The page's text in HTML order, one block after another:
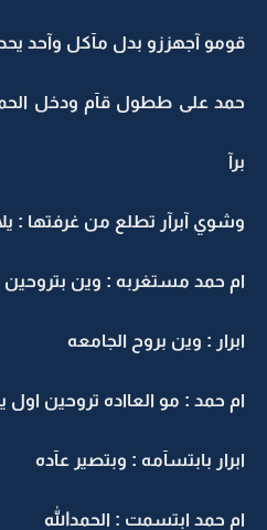
قومو آجهززو بدل مآكل وآحد
حمد على ططول قآم ودخل
برآ
وشوي آبرآر تطلع من غرفتها :
ام حمد مستغربه : وين بتروحين
ابرار : وين بروح الجامعه
ام حمد : مو العااده تروحين اول
ابرار بابتسآمه : وبتصير عآده
ام حمد ابتسمت : الحمدالله